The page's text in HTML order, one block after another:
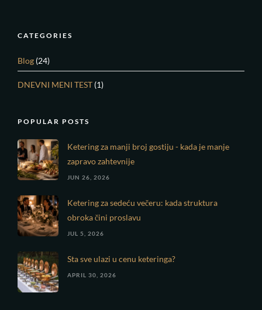
CATEGORIES
Blog (24)
DNEVNI MENI TEST (1)
POPULAR POSTS
Ketering za manji broj gostiju - kada je manje
zapravo zahtevnije
JUN 26, 2026
Ketering za sedeću večeru: kada struktura
obroka čini proslavu
JUL 5, 2026
Sta sve ulazi u cenu keteringa?
APRIL 30, 2026